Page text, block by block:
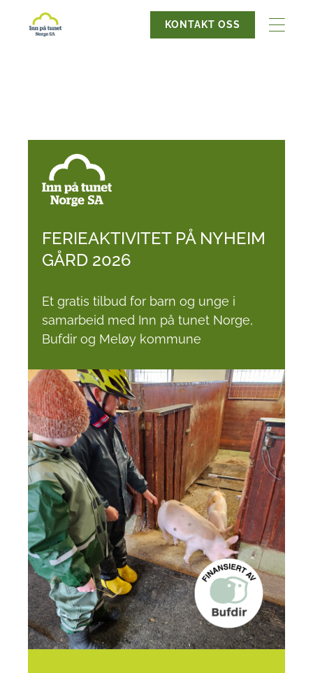
KONTAKT OSS
FERIEAKTIVITET PÅ NYHEIM
GÅRD 2026
Et gratis tilbud for barn og unge i
samarbeid med Inn på tunet Norge,
Bufdir og Meløy kommune